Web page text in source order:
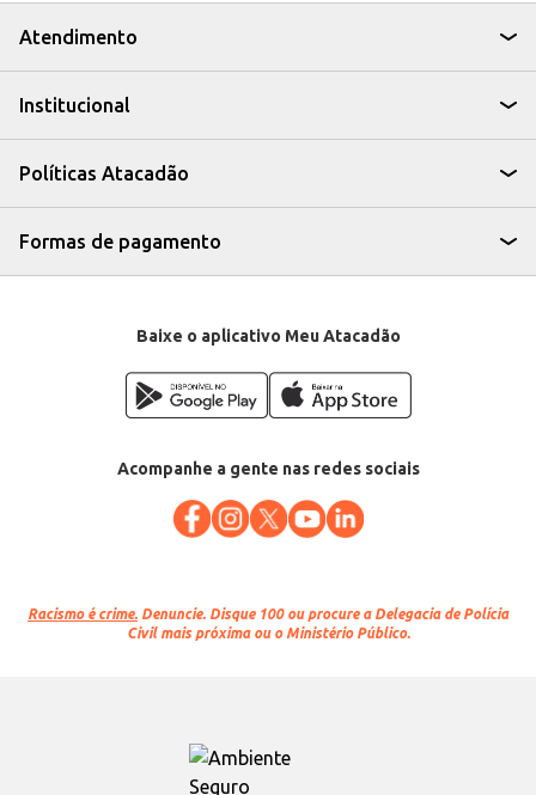
revenda em pequenos comércios.
Ideal para quem busca uma bebida com sabor diferenciado e refrescante.
Com o Chá Rei do Mate Pêssego 1,5L, você tem a praticidade e o sabor que
Atendimento
Institucional
Políticas Atacadão
Formas de pagamento
Baixe o aplicativo Meu Atacadão
Acompanhe a gente nas redes sociais
Racismo é crime. Denuncie. Disque 100 ou procure a Delegacia de Polícia
Civil mais próxima ou o Ministério Público.